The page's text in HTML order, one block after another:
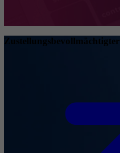
Zustellungsbevollmächtigter